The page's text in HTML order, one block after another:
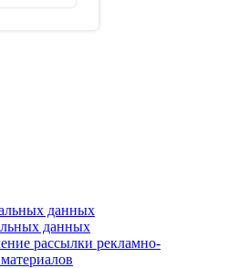
данных
данных
рассылки рекламно-